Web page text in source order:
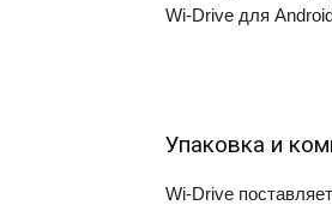
Wi-Drive для
Упаковка и
Wi-Drive